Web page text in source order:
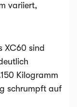
variiert,
XC60 sind
Kilogramm
schrumpft auf